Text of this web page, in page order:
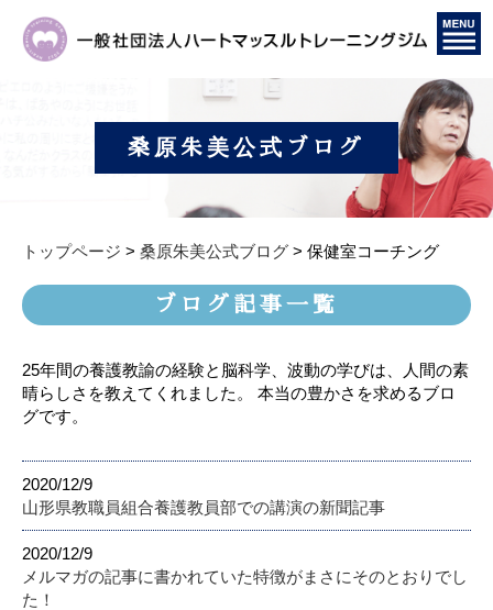
桑原朱美公式ブログ
トップページ > 桑原朱美公式ブログ > 保健室コーチング
ブログ記事一覧
25年間の養護教諭の経験と脳科学、波動の学びは、人間の素
晴らしさを教えてくれました。 本当の豊かさを求めるブロ
グです。
2020/12/9
山形県教職員組合養護教員部での講演の新聞記事
2020/12/9
メルマガの記事に書かれていた特徴がまさにそのとおりでし
た！